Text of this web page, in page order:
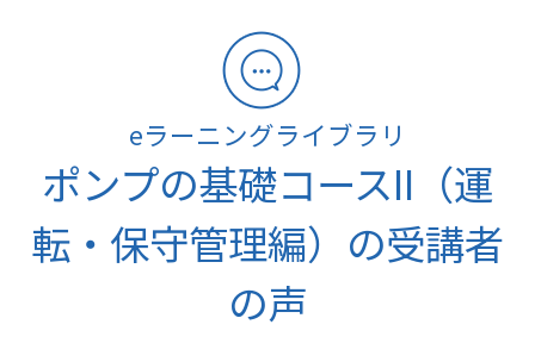
eラーニングライブラリ
ポンプの基礎コースII（運
転・保守管理編）の受講者
の声